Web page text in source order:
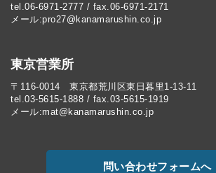
tel.06-6971-2777 / fax.06-6971-2171
メール:pro27@kanamarushin.co.jp​
東京営業所
〒116-0014 東京都荒川区東日暮里1-13-11
tel.03-5615-1888 / fax.03-5615-1919
メール:mat@kanamarushin.co.jp
問い合わせフォームへ